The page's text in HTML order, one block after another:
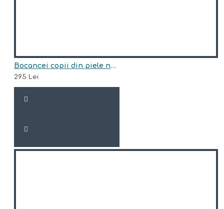
Bocancei copii din piele naturala model INDIGO
295 Lei